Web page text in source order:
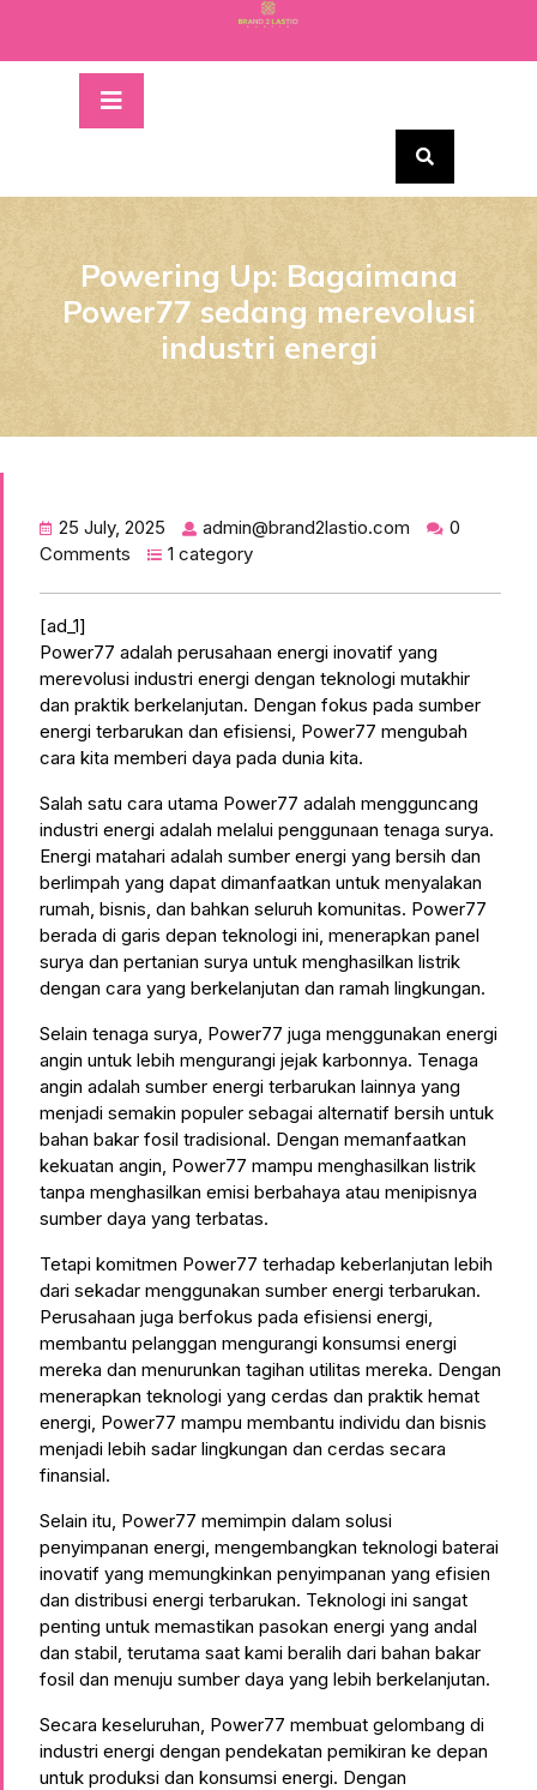
content
Button
Powering Up: Bagaimana
Power77 sedang merevolusi
industri energi
25 July, 2025 admin@brand2lastio.com
0
Comments
1 category
[ad_1]
Power77 adalah perusahaan energi inovatif yang
merevolusi industri energi dengan teknologi mutakhir
dan praktik berkelanjutan. Dengan fokus pada sumber
energi terbarukan dan efisiensi, Power77 mengubah
cara kita memberi daya pada dunia kita.
Salah satu cara utama Power77 adalah mengguncang
industri energi adalah melalui penggunaan tenaga surya.
Energi matahari adalah sumber energi yang bersih dan
berlimpah yang dapat dimanfaatkan untuk menyalakan
rumah, bisnis, dan bahkan seluruh komunitas. Power77
berada di garis depan teknologi ini, menerapkan panel
surya dan pertanian surya untuk menghasilkan listrik
dengan cara yang berkelanjutan dan ramah lingkungan.
Selain tenaga surya, Power77 juga menggunakan energi
angin untuk lebih mengurangi jejak karbonnya. Tenaga
angin adalah sumber energi terbarukan lainnya yang
menjadi semakin populer sebagai alternatif bersih untuk
bahan bakar fosil tradisional. Dengan memanfaatkan
kekuatan angin, Power77 mampu menghasilkan listrik
tanpa menghasilkan emisi berbahaya atau menipisnya
sumber daya yang terbatas.
Tetapi komitmen Power77 terhadap keberlanjutan lebih
dari sekadar menggunakan sumber energi terbarukan.
Perusahaan juga berfokus pada efisiensi energi,
membantu pelanggan mengurangi konsumsi energi
mereka dan menurunkan tagihan utilitas mereka. Dengan
menerapkan teknologi yang cerdas dan praktik hemat
energi, Power77 mampu membantu individu dan bisnis
menjadi lebih sadar lingkungan dan cerdas secara
finansial.
Selain itu, Power77 memimpin dalam solusi
penyimpanan energi, mengembangkan teknologi baterai
inovatif yang memungkinkan penyimpanan yang efisien
dan distribusi energi terbarukan. Teknologi ini sangat
penting untuk memastikan pasokan energi yang andal
dan stabil, terutama saat kami beralih dari bahan bakar
fosil dan menuju sumber daya yang lebih berkelanjutan.
Secara keseluruhan, Power77 membuat gelombang di
industri energi dengan pendekatan pemikiran ke depan
untuk produksi dan konsumsi energi. Dengan